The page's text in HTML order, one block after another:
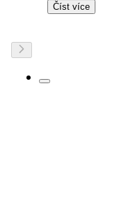
Číst více​